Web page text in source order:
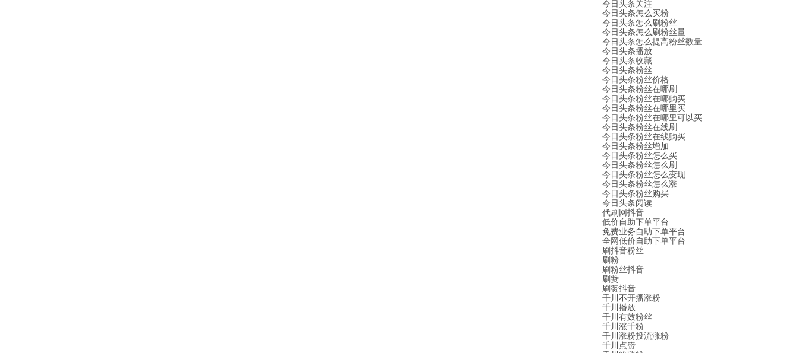
今日头条关注
今日头条怎么买粉
今日头条怎么刷粉丝
今日头条怎么刷粉丝量
今日头条怎么提高粉丝数量
今日头条播放
今日头条收藏
今日头条粉丝
今日头条粉丝价格
今日头条粉丝在哪刷
今日头条粉丝在哪购买
今日头条粉丝在哪里买
今日头条粉丝在哪里可以买
今日头条粉丝在线刷
今日头条粉丝在线购买
今日头条粉丝增加
今日头条粉丝怎么买
今日头条粉丝怎么刷
今日头条粉丝怎么变现
今日头条粉丝怎么涨
今日头条粉丝购买
今日头条阅读
代刷网抖音
低价自助下单平台
免费业务自助下单平台
全网低价自助下单平台
刷抖音粉丝
刷粉
刷粉丝抖音
刷赞
刷赞抖音
千川不开播涨粉
千川播放
千川有效粉丝
千川涨千粉
千川涨粉投流涨粉
千川点赞